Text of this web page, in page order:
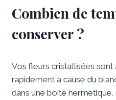
Combien de
conserver ?
Vos fleurs cristallisées
rapidement à cause du
dans une boîte hermétique,